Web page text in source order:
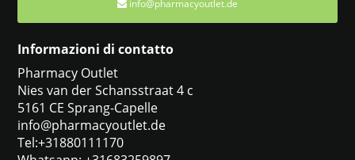
info@pharmacyoutlet.de
Informazioni di contatto
Pharmacy Outlet
Nies van der Schansstraat 4 c
5161 CE Sprang-Capelle
info@pharmacyoutlet.de
Tel:+31880111170